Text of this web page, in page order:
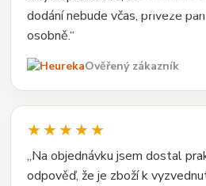
dodání nebude včas, přiveze
osobně.“
Ověřený zákazník
★★★★★
„Na objednávku jsem dostal
odpověď, že je zboží k